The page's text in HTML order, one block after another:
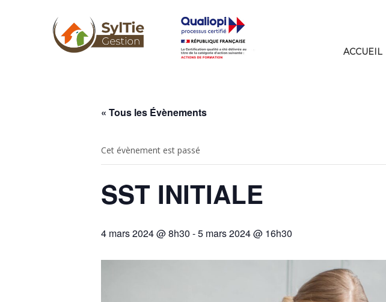
ACCUEIL
« Tous les Évènements
Cet évènement est passé
SST INITIALE
4 mars 2024 @ 8h30 -5 mars 2024 @ 16h30